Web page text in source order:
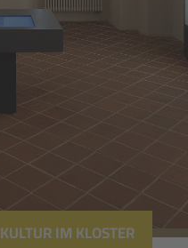
KULTUR IM KLOSTER